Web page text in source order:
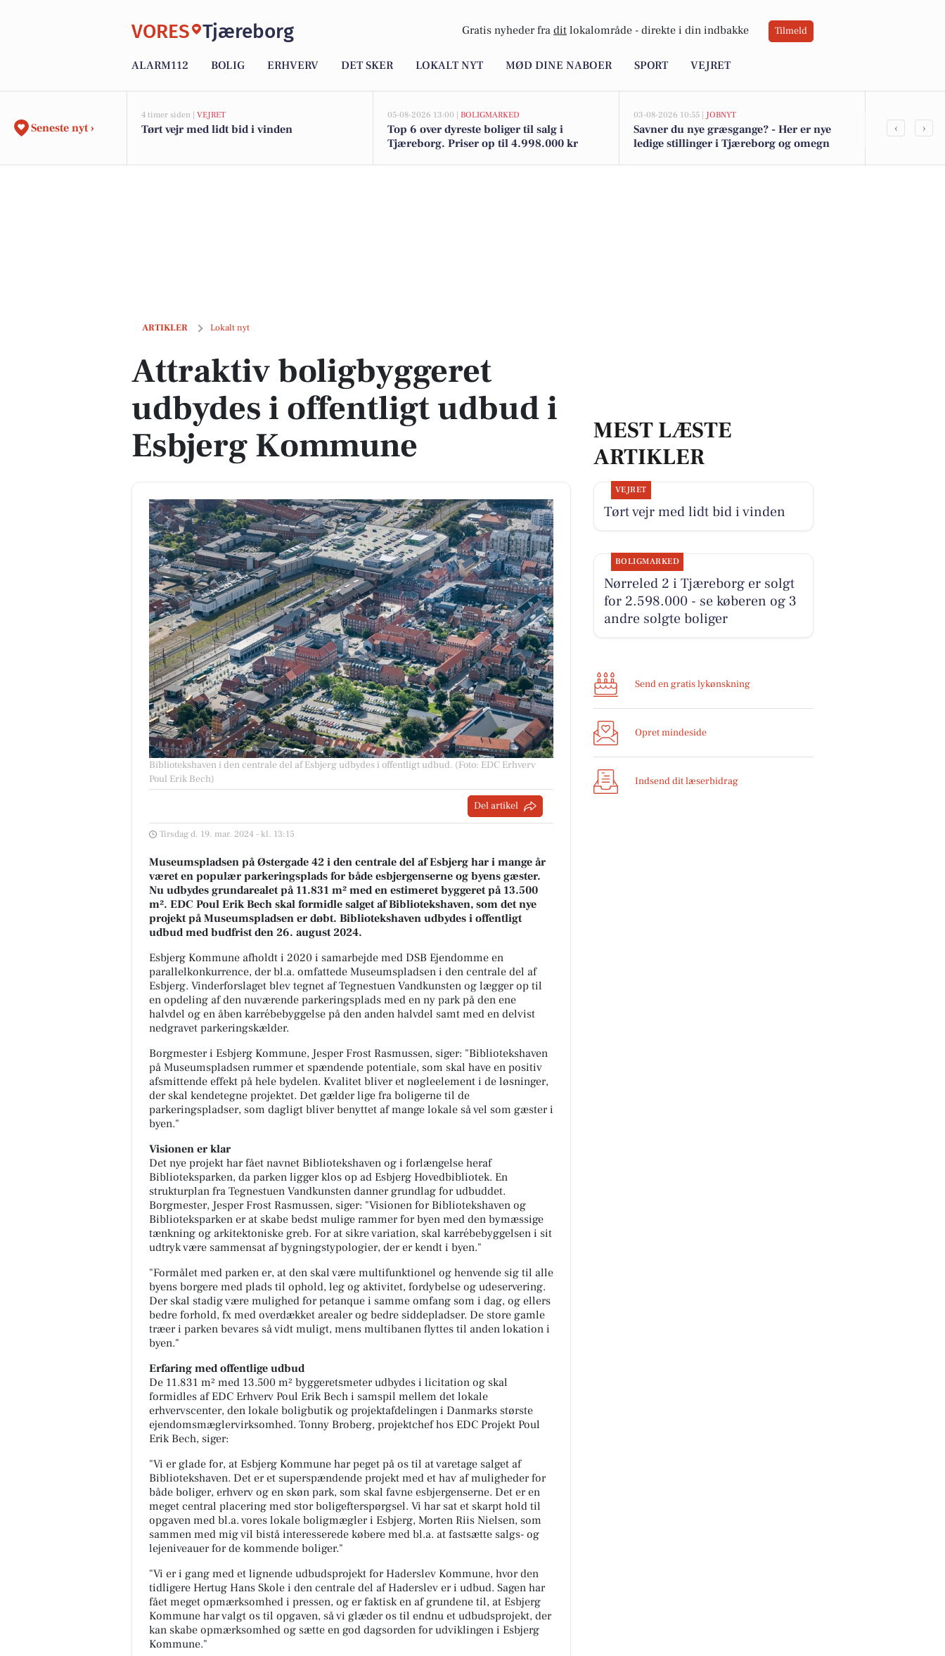
VORES Tjæreborg Gratis nyheder fra dit lokalområde - direkte i din indbakke Tilmeld
ALARM112 BOLIG ERHVERV DET SKER LOKALT NYT MØD DINE NABOER SPORT VEJRET
Seneste nyt ›
4 timer siden | VEJRET
Tørt vejr med lidt bid i vinden
05-08-2026 13:00 | BOLIGMARKED
Top 6 over dyreste boliger til salg i
Tjæreborg. Priser op til 4.998.000 kr
03-08-2026 10:55 | JOBNYT
Savner du nye græsgange? - Her er nye
ledige stillinger i Tjæreborg og omegn
‹ ›
ARTIKLER Lokalt nyt
Attraktiv boligbyggeret udbydes i offentligt udbud i Esbjerg Kommune
Attraktiv boligbyggeret
udbydes i offentligt udbud i
Esbjerg Kommune
Bibliotekshaven i den centrale del af Esbjerg udbydes i offentligt udbud. (Foto: EDC Erhverv
Poul Erik Bech)
Del artikel
Tirsdag d. 19. mar. 2024 - kl. 13:15
Museumspladsen på Østergade 42 i den centrale del af Esbjerg har i mange år
været en populær parkeringsplads for både esbjergenserne og byens gæster.
Nu udbydes grundarealet på 11.831 m² med en estimeret byggeret på 13.500
m². EDC Poul Erik Bech skal formidle salget af Bibliotekshaven, som det nye
projekt på Museumspladsen er døbt. Bibliotekshaven udbydes i offentligt
udbud med budfrist den 26. august 2024.
Esbjerg Kommune afholdt i 2020 i samarbejde med DSB Ejendomme en
parallelkonkurrence, der bl.a. omfattede Museumspladsen i den centrale del af
Esbjerg. Vinderforslaget blev tegnet af Tegnestuen Vandkunsten og lægger op til
en opdeling af den nuværende parkeringsplads med en ny park på den ene
halvdel og en åben karrébebyggelse på den anden halvdel samt med en delvist
nedgravet parkeringskælder.
Borgmester i Esbjerg Kommune, Jesper Frost Rasmussen, siger: "Bibliotekshaven
på Museumspladsen rummer et spændende potentiale, som skal have en positiv
afsmittende effekt på hele bydelen. Kvalitet bliver et nøgleelement i de løsninger,
der skal kendetegne projektet. Det gælder lige fra boligerne til de
parkeringspladser, som dagligt bliver benyttet af mange lokale så vel som gæster i
byen."
Visionen er klar
Det nye projekt har fået navnet Bibliotekshaven og i forlængelse heraf
Biblioteksparken, da parken ligger klos op ad Esbjerg Hovedbibliotek. En
strukturplan fra Tegnestuen Vandkunsten danner grundlag for udbuddet.
Borgmester, Jesper Frost Rasmussen, siger: "Visionen for Bibliotekshaven og
Biblioteksparken er at skabe bedst mulige rammer for byen med den bymæssige
tænkning og arkitektoniske greb. For at sikre variation, skal karrébebyggelsen i sit
udtryk være sammensat af bygningstypologier, der er kendt i byen."
"Formålet med parken er, at den skal være multifunktionel og henvende sig til alle
byens borgere med plads til ophold, leg og aktivitet, fordybelse og udeservering.
Der skal stadig være mulighed for petanque i samme omfang som i dag, og ellers
bedre forhold, fx med overdækket arealer og bedre siddepladser. De store gamle
træer i parken bevares så vidt muligt, mens multibanen flyttes til anden lokation i
byen."
Erfaring med offentlige udbud
De 11.831 m² med 13.500 m² byggeretsmeter udbydes i licitation og skal
formidles af EDC Erhverv Poul Erik Bech i samspil mellem det lokale
erhvervscenter, den lokale boligbutik og projektafdelingen i Danmarks største
ejendomsmæglervirksomhed. Tonny Broberg, projektchef hos EDC Projekt Poul
Erik Bech, siger:
"Vi er glade for, at Esbjerg Kommune har peget på os til at varetage salget af
Bibliotekshaven. Det er et superspændende projekt med et hav af muligheder for
både boliger, erhverv og en skøn park, som skal favne esbjergenserne. Det er en
meget central placering med stor boligefterspørgsel. Vi har sat et skarpt hold til
opgaven med bl.a. vores lokale boligmægler i Esbjerg, Morten Riis Nielsen, som
sammen med mig vil bistå interesserede købere med bl.a. at fastsætte salgs- og
lejeniveauer for de kommende boliger."
"Vi er i gang med et lignende udbudsprojekt for Haderslev Kommune, hvor den
tidligere Hertug Hans Skole i den centrale del af Haderslev er i udbud. Sagen har
fået meget opmærksomhed i pressen, og er faktisk en af grundene til, at Esbjerg
Kommune har valgt os til opgaven, så vi glæder os til endnu et udbudsprojekt, der
kan skabe opmærksomhed og sætte en god dagsorden for udviklingen i Esbjerg
Kommune."
MEST LÆSTE
ARTIKLER
VEJRET
Tørt vejr med lidt bid i vinden
BOLIGMARKED
Nørreled 2 i Tjæreborg er solgt
for 2.598.000 - se køberen og 3
andre solgte boliger
Send en gratis lykønskning
Opret mindeside
Indsend dit læserbidrag